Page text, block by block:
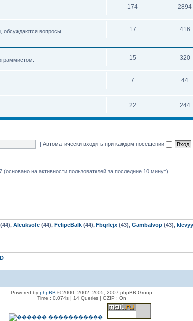
174 2894
обсуждаются вопросы
17 416
15 320
7 44
22 244
|Автоматически входить при каждом посещении
(основано на активности пользователей за последние 10 минут)
(44), Aleuksofc (44), FelipeBalk (44), Fbqrlejx (43), Gambalvop (43),
Powered by phpBB © 2000, 2002, 2005, 2007 phpBB Group
Time : 0.074s | 14 Queries | GZIP : On